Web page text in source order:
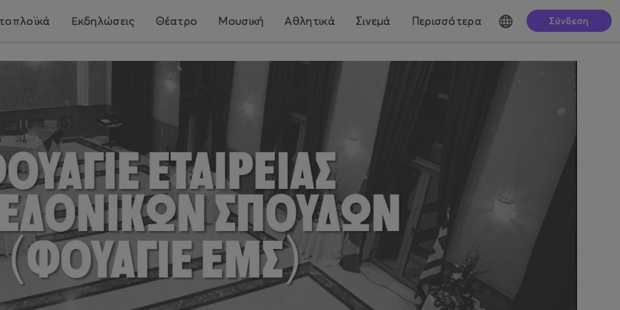
Εκδηλώσεις Θέατρο Μουσική Αθλητικά Σινεμά Περισσότερα Σύνδεση